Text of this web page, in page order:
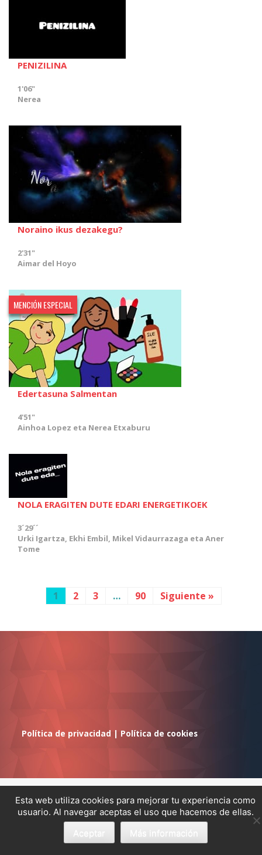
PENIZILINA
1'06"
Nerea
Noraino ikus dezakegu?
2'31"
Aimar del Hoyo
MENCIÓN ESPECIAL
Edertasuna Salmentan
4'51"
Ainhoa Lopez eta Nerea Etxaburu
NOLA ERAGITEN DUTE EDARI ENERGETIKOEK
3´29´´
Urki Igartza, Ekhi Embil, Mikel Vidaurrazaga eta Aner
Tome
1 2 3 … 90 Siguiente »
Política de privacidad | Política de cookies
Esta web utiliza cookies para mejorar tu experiencia como
usuario. Al navegar aceptas el uso que hacemos de ellas.
Aceptar
Más información